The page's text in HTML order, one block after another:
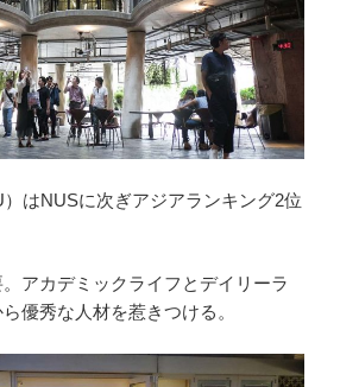
はNUSに次ぎアジアランキング2位
アカデミックライフとデイリーラ
優秀な人材を惹きつける。